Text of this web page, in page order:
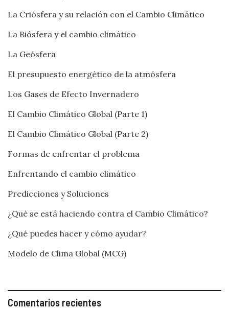
La Criósfera y su relación con el Cambio Climático
La Biósfera y el cambio climático
La Geósfera
El presupuesto energético de la atmósfera
Los Gases de Efecto Invernadero
El Cambio Climático Global (Parte 1)
El Cambio Climático Global (Parte 2)
Formas de enfrentar el problema
Enfrentando el cambio climático
Predicciones y Soluciones
¿Qué se está haciendo contra el Cambio Climático?
¿Qué puedes hacer y cómo ayudar?
Modelo de Clima Global (MCG)
Comentarios recientes